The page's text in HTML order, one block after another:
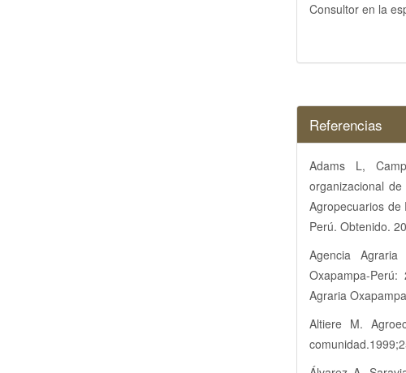
Consultor en la
Referencias
Adams L,
organizacional
Agropecuarios de
Perú. Obtenido.
Agencia
Oxapampa-
Agraria
Altiere M.